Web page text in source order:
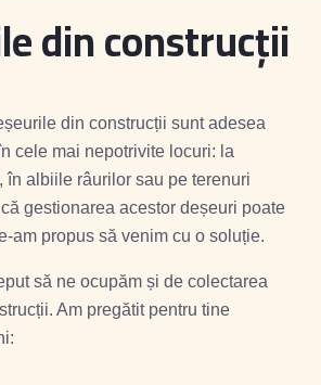
din construcții
din construcții sunt adesea
cele mai nepotrivite locuri: la
în albiile râurilor sau pe terenuri
gestionarea acestor deșeuri poate
am propus să venim cu o soluție.
să ne ocupăm și de colectarea
Am pregătit pentru tine